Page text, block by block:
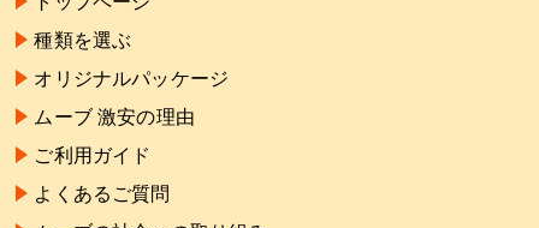
種類を選ぶ
オリジナルパッケージ
ムーブ 激安の理由
ご利用ガイド
よくあるご質問